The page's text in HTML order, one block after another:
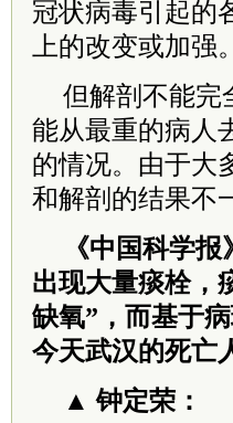
冠状病毒引起的
上的改变或加强。
但解剖不能完
能从最重的病人
的情况。由于大
和解剖的结果不
《中国科学
出现大量痰栓，
缺氧”，而基于
今天武汉的死亡
▲ 钟定荣：